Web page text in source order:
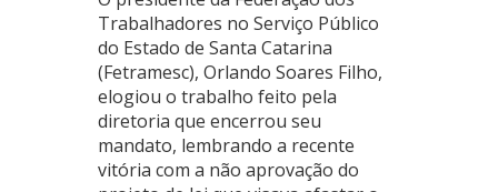
Trabalhadores no Serviço Público
do Estado de Santa Catarina
(Fetramesc), Orlando Soares Filho,
elogiou o trabalho feito pela
diretoria que encerrou seu
mandato, lembrando a recente
vitória com a não aprovação do